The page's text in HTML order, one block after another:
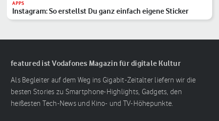
APPS
Instagram: So erstellst Du ganz einfach eigene Sticker
featured ist Vodafones Magazin für digitale Kultur
Als Begleiter auf dem Weg ins Gigabit-Zeitalter liefern wir die
besten Stories zu Smartphone-Highlights, Gadgets, den
heißesten Tech-News und Kino- und TV-Höhepunkte.